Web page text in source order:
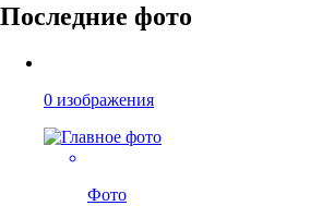
Последние фото
0 изображения
Фото